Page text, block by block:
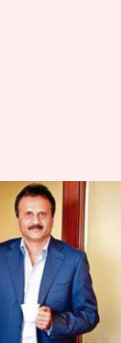
मालिक
आज